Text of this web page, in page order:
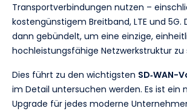
Transportverbindungen nutzen –
kostengünstigem Breitband, LTE und 5G.
dann gebündelt, um eine einzige,
hochleistungsfähige Netzwerkstruktur
Dies führt zu den wichtigsten SD‑WAN-
im Detail untersuchen werden. Es ist ein
Upgrade für jedes moderne